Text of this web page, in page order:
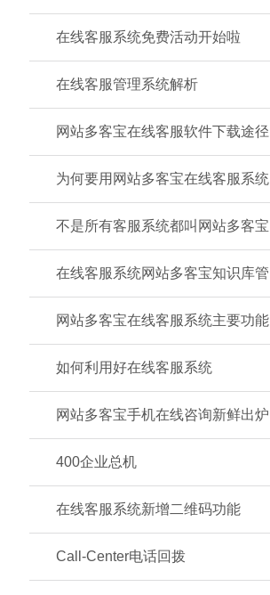
在线客服系统免费活动开始啦
在线客服管理系统解析
网站多客宝在线客服软件下载途径
为何要用网站多客宝在线客服系统
不是所有客服系统都叫网站多客宝
在线客服系统网站多客宝知识库管
网站多客宝在线客服系统主要功能
如何利用好在线客服系统
网站多客宝手机在线咨询新鲜出炉
400企业总机
在线客服系统新增二维码功能
Call-Center电话回拨